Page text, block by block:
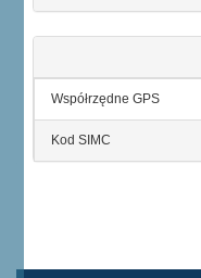
Współrzędne GPS
Kod SIMC